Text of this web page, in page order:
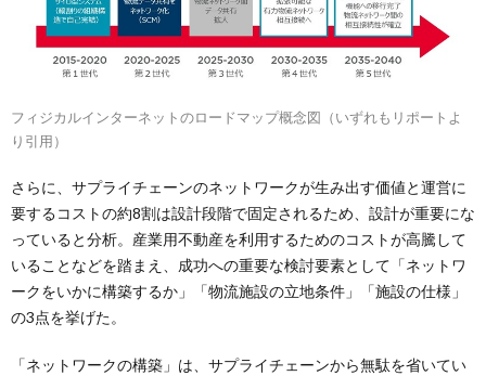
フィジカルインターネットのロードマップ概念図（いずれもリポートよ
り引用）
さらに、サプライチェーンのネットワークが生み出す価値と運営に
要するコストの約8割は設計段階で固定されるため、設計が重要にな
っていると分析。産業用不動産を利用するためのコストが高騰して
いることなどを踏まえ、成功への重要な検討要素として「ネットワ
ークをいかに構築するか」「物流施設の立地条件」「施設の仕様」
の3点を挙げた。
「ネットワークの構築」は、サプライチェーンから無駄を省いてい